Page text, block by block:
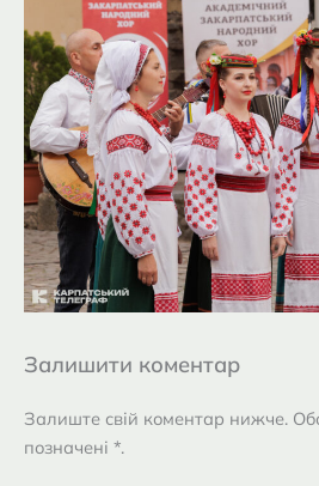
Залишити коментар
Залиште свій коментар нижче.
позначені *.